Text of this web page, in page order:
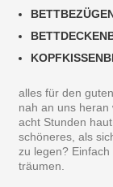
alles für den
nah an uns heran
acht Stunden
schöneres, als
zu legen?
träumen.